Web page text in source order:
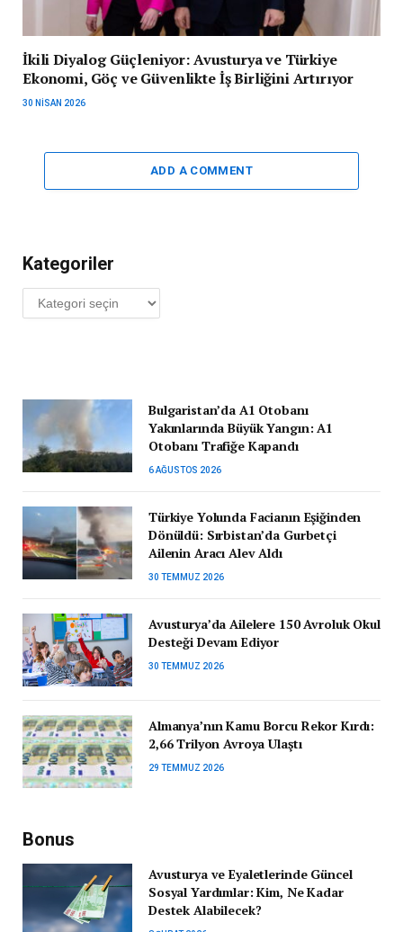
İkili Diyalog Güçleniyor: Avusturya ve Türkiye
Ekonomi, Göç ve Güvenlikte İş Birliğini Artırıyor
30 NISAN 2026
ADD A COMMENT
Kategoriler
Kategoriler
Bulgaristan’da A1 Otobanı
Yakınlarında Büyük Yangın: A1
Otobanı Trafiğe Kapandı
6 AĞUSTOS 2026
Türkiye Yolunda Facianın Eşiğinden
Dönüldü: Sırbistan’da Gurbetçi
Ailenin Aracı Alev Aldı
30 TEMMUZ 2026
Avusturya’da Ailelere 150 Avroluk Okul
Desteği Devam Ediyor
30 TEMMUZ 2026
Almanya’nın Kamu Borcu Rekor Kırdı:
2,66 Trilyon Avroya Ulaştı
29 TEMMUZ 2026
Bonus
Avusturya ve Eyaletlerinde Güncel
Sosyal Yardımlar: Kim, Ne Kadar
Destek Alabilecek?